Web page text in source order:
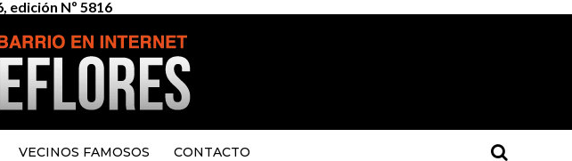
edición Nº 5816
VECINOS FAMOSOS CONTACTO